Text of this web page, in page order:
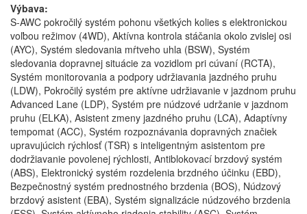
Výbava:
S-AWC pokročilý systém pohonu všetkých kolies s elektronickou
voľbou režimov (4WD), Aktívna kontrola stáčania okolo zvislej osi
(AYC), Systém sledovania mŕtveho uhla (BSW), Systém
sledovania dopravnej situácie za vozidlom pri cúvaní (RCTA),
Systém monitorovania a podpory udržiavania jazdného pruhu
(LDW), Pokročilý systém pre aktívne udržiavanie v jazdnom pruhu
Advanced Lane (LDP), Systém pre núdzové udržanie v jazdnom
pruhu (ELKA), Asistent zmeny jazdného pruhu (LCA), Adaptívny
tempomat (ACC), Systém rozpoznávania dopravných značiek
upravujúcich rýchlosť (TSR) s inteligentným asistentom pre
dodržiavanie povolenej rýchlosti, Antiblokovací brzdový systém
(ABS), Elektronický systém rozdelenia brzdného účinku (EBD),
Bezpečnostný systém prednostného brzdenia (BOS), Núdzový
brzdový asistent (EBA), Systém signalizácie núdzového brzdenia